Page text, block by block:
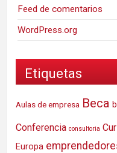
Feed de comentarios
WordPress.org
Etiquetas
Aulas de empresa Beca
Conferencia consultoria
Europa